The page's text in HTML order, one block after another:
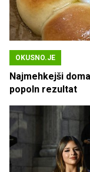
OKUSNO.JE
Najmehkejši
popoln rezultat